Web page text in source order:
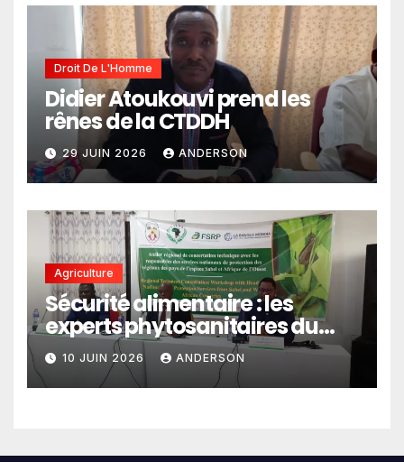
politiques publiques
Droit De L'Homme
Didier Atoukouvi prend les
rênes de la CTDDH
29 JUIN 2026 ANDERSON
Agriculture
Sécurité alimentaire : les
experts phytosanitaires du
Sahel et d’Afrique de l’Ouest
en conclave à Lomé
10 JUIN 2026 ANDERSON